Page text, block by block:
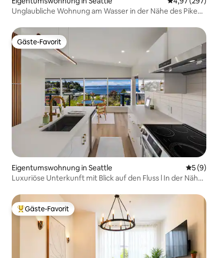
Unglaubliche Wohnung am Wasser in der Nähe des Pike
Gäste-Favorit
Gäste-Favorit
Eigentumswohnung in Seattle
5 (9)
Luxuriöse Unterkunft mit Blick auf den Fluss l In der Nähe
Beliebter Gäste-Favorit.
Gäste-Favorit